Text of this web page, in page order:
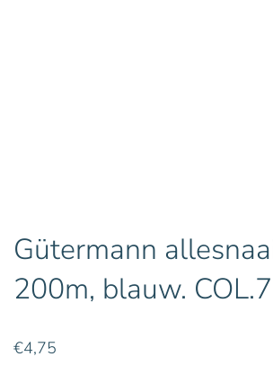
Gütermann
200m, blauw.
€4,75